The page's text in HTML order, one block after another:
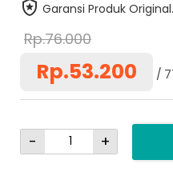
Garansi Produk Original.
Rp.76.000
Rp.53.200
- +